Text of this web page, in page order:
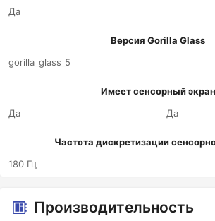
Да
Версия Gorilla Glass
gorilla_glass_5
Имеет сенсорный экран
Да
Да
Частота дискретизации
180 Гц
Производительность